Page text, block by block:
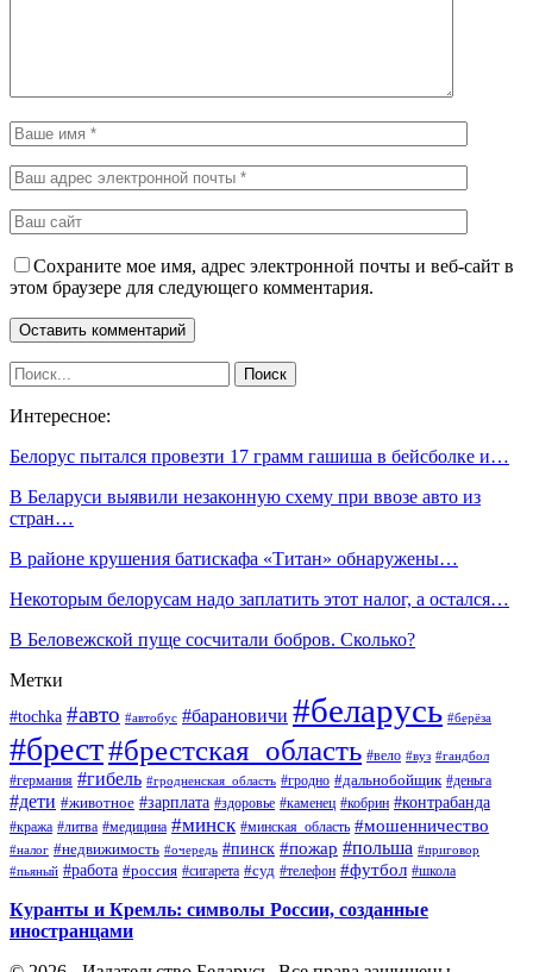
Сохраните мое имя, адрес электронной почты и веб-сайт в
этом браузере для следующего комментария.
Интересное:
Белорус пытался провезти 17 грамм гашиша в бейсболке и…
В Беларуси выявили незаконную схему при ввозе авто из
стран…
В районе крушения батискафа «Титан» обнаружены…
Некоторым белорусам надо заплатить этот налог, а остался…
В Беловежской пуще сосчитали бобров. Сколько?
Метки
#tochka #авто #автобус #барановичи #беларусь #берёза
#брест#брестская_область #вело #вуз #гандбол
#германия #гибель #гродненская_область #гродно #дальнобойщик #деньга
#дети #животное #зарплата #здоровье #каменец #кобрин #контрабанда
#кража #литва #медицина #минск #минская_область #мошенничество
#налог #недвижимость #очередь #пинск #пожар #польша #приговор
#пьяный #работа #россия #сигарета #суд #телефон #футбол #школа
Куранты и Кремль: символы России, созданные
иностранцами